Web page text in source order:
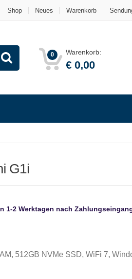
Shop Neues Warenkorb
0 Warenkorb:
€ 0,00
G1i
1-2 Werktagen nach
512GB NVMe SSD, WiFi 7,